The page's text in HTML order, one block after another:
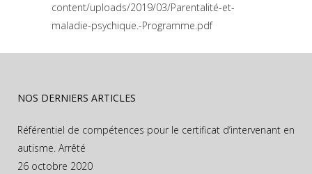
content/uploads/2019/03/Parentalité-et-
maladie-psychique.-Programme.pdf
NOS DERNIERS ARTICLES
Référentiel de compétences pour le certificat d’intervenant en
autisme. Arrêté
26 octobre 2020